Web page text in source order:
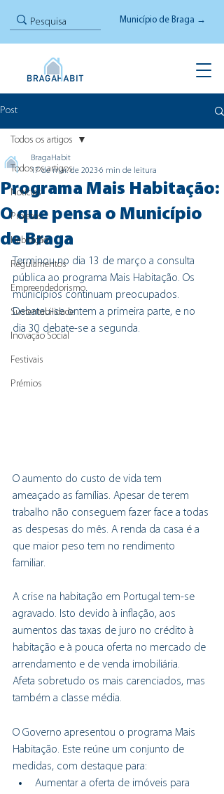
Município de Braga →
Post
Todos os artigos
Notícias
Projetos
Habitação
Regulamentos
Empreendedorismo
Sustentabilidade
Inovação Social
Festivais
Prémios
Todos os artigos
Programa Mais Habitação:
O que pensa o Município
de Braga
BragaHabit
17 de mar. de 2023 6 min de leitura
Terminou no dia 13 de março a consulta
pública ao programa Mais Habitação. Os
municípios continuam preocupados.
Debateu-se ontem a primeira parte, e no
dia 30 debate-se a segunda.
O aumento do custo de vida tem
ameaçado as famílias. Apesar de terem
trabalho não conseguem fazer face a todas
as despesas do mês. A renda da casa é a
que maior peso tem no rendimento
familiar.
A crise na habitação em Portugal tem-se
agravado. Isto devido à inflação, aos
aumentos das taxas de juro no crédito à
habitação e à pouca oferta no mercado de
arrendamento e de venda imobiliária.
Afeta sobretudo os mais carenciados, mas
também a classe média.
O Governo apresentou o programa Mais
Habitação. Este reúne um conjunto de
medidas, com destaque para:
Aumentar a oferta de imóveis para